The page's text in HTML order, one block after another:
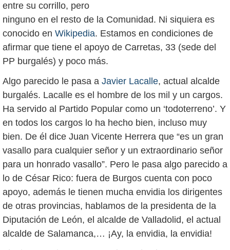
entre su corrillo, pero
ninguno en el resto de la Comunidad. Ni siquiera es
conocido en Wikipedia. Estamos en condiciones de
afirmar que tiene el apoyo de Carretas, 33 (sede del
PP burgalés) y poco más.
Algo parecido le pasa a Javier Lacalle, actual alcalde
burgalés. Lacalle es el hombre de los mil y un cargos.
Ha servido al Partido Popular como un ‘todoterreno’. Y
en todos los cargos lo ha hecho bien, incluso muy
bien. De él dice Juan Vicente Herrera que “es un gran
vasallo para cualquier señor y un extraordinario señor
para un honrado vasallo”. Pero le pasa algo parecido a
lo de César Rico: fuera de Burgos cuenta con poco
apoyo, además le tienen mucha envidia los dirigentes
de otras provincias, hablamos de la presidenta de la
Diputación de León, el alcalde de Valladolid, el actual
alcalde de Salamanca,… ¡Ay, la envidia, la envidia!